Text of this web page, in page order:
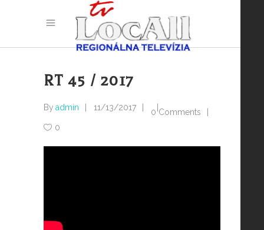
RT 45 / 2017
By admin 11/13/2017
0 Comments
0